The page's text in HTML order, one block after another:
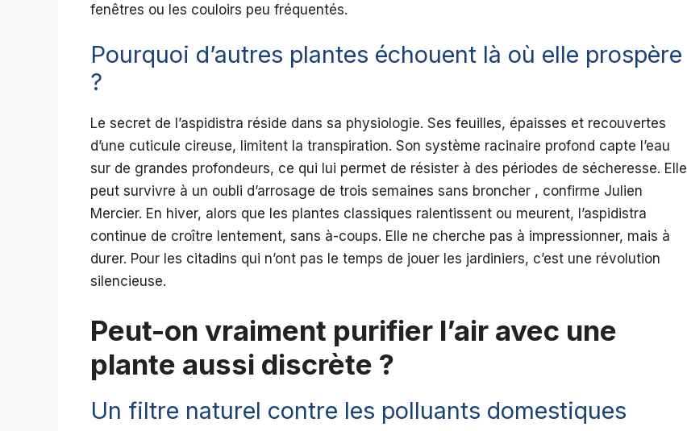
fenêtres ou les couloirs peu fréquentés.
Pourquoi d’autres plantes échouent là où elle prospère
?
Le secret de l’aspidistra réside dans sa physiologie. Ses feuilles, épaisses et recouvertes
d’une cuticule cireuse, limitent la transpiration. Son système racinaire profond capte l’eau
sur de grandes profondeurs, ce qui lui permet de résister à des périodes de sécheresse. Elle
peut survivre à un oubli d’arrosage de trois semaines sans broncher , confirme Julien
Mercier. En hiver, alors que les plantes classiques ralentissent ou meurent, l’aspidistra
continue de croître lentement, sans à-coups. Elle ne cherche pas à impressionner, mais à
durer. Pour les citadins qui n’ont pas le temps de jouer les jardiniers, c’est une révolution
silencieuse.
Peut-on vraiment purifier l’air avec une
plante aussi discrète ?
Un filtre naturel contre les polluants domestiques